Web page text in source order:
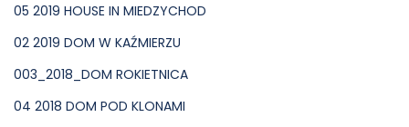
05 2019 HOUSE IN MIEDZYCHOD
02 2019 DOM W KAŹMIERZU
003_2018_DOM ROKIETNICA
04 2018 DOM POD KLONAMI